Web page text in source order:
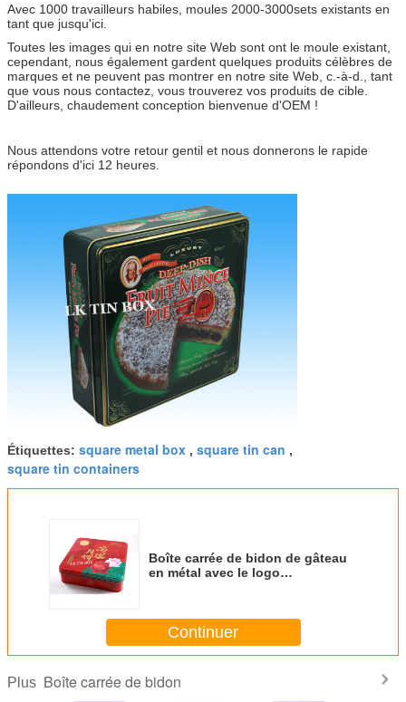
Avec 1000 travailleurs habiles, moules 2000-3000sets existants en
tant que jusqu'ici.
Toutes les images qui en notre site Web sont ont le moule existant,
cependant, nous également gardent quelques produits célèbres de
marques et ne peuvent pas montrer en notre site Web, c.-à-d., tant
que vous nous contactez, vous trouverez vos produits de cible.
D'ailleurs, chaudement conception bienvenue d'OEM !
Nous attendons votre retour gentil et nous donnerons le rapide
répondons d'ici 12 heures.
Étiquettes: square metal box , square tin can ,
square tin containers
Boîte carrée de bidon de gâteau
en métal avec le logo
Continuer
Plus Boîte carrée de bidon